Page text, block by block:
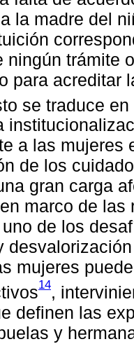
la madre del
ningún trámite
para acreditar
se traduce
a las mujeres
de los
gran carga
marco de
de los
mujeres
14,
definen las
y